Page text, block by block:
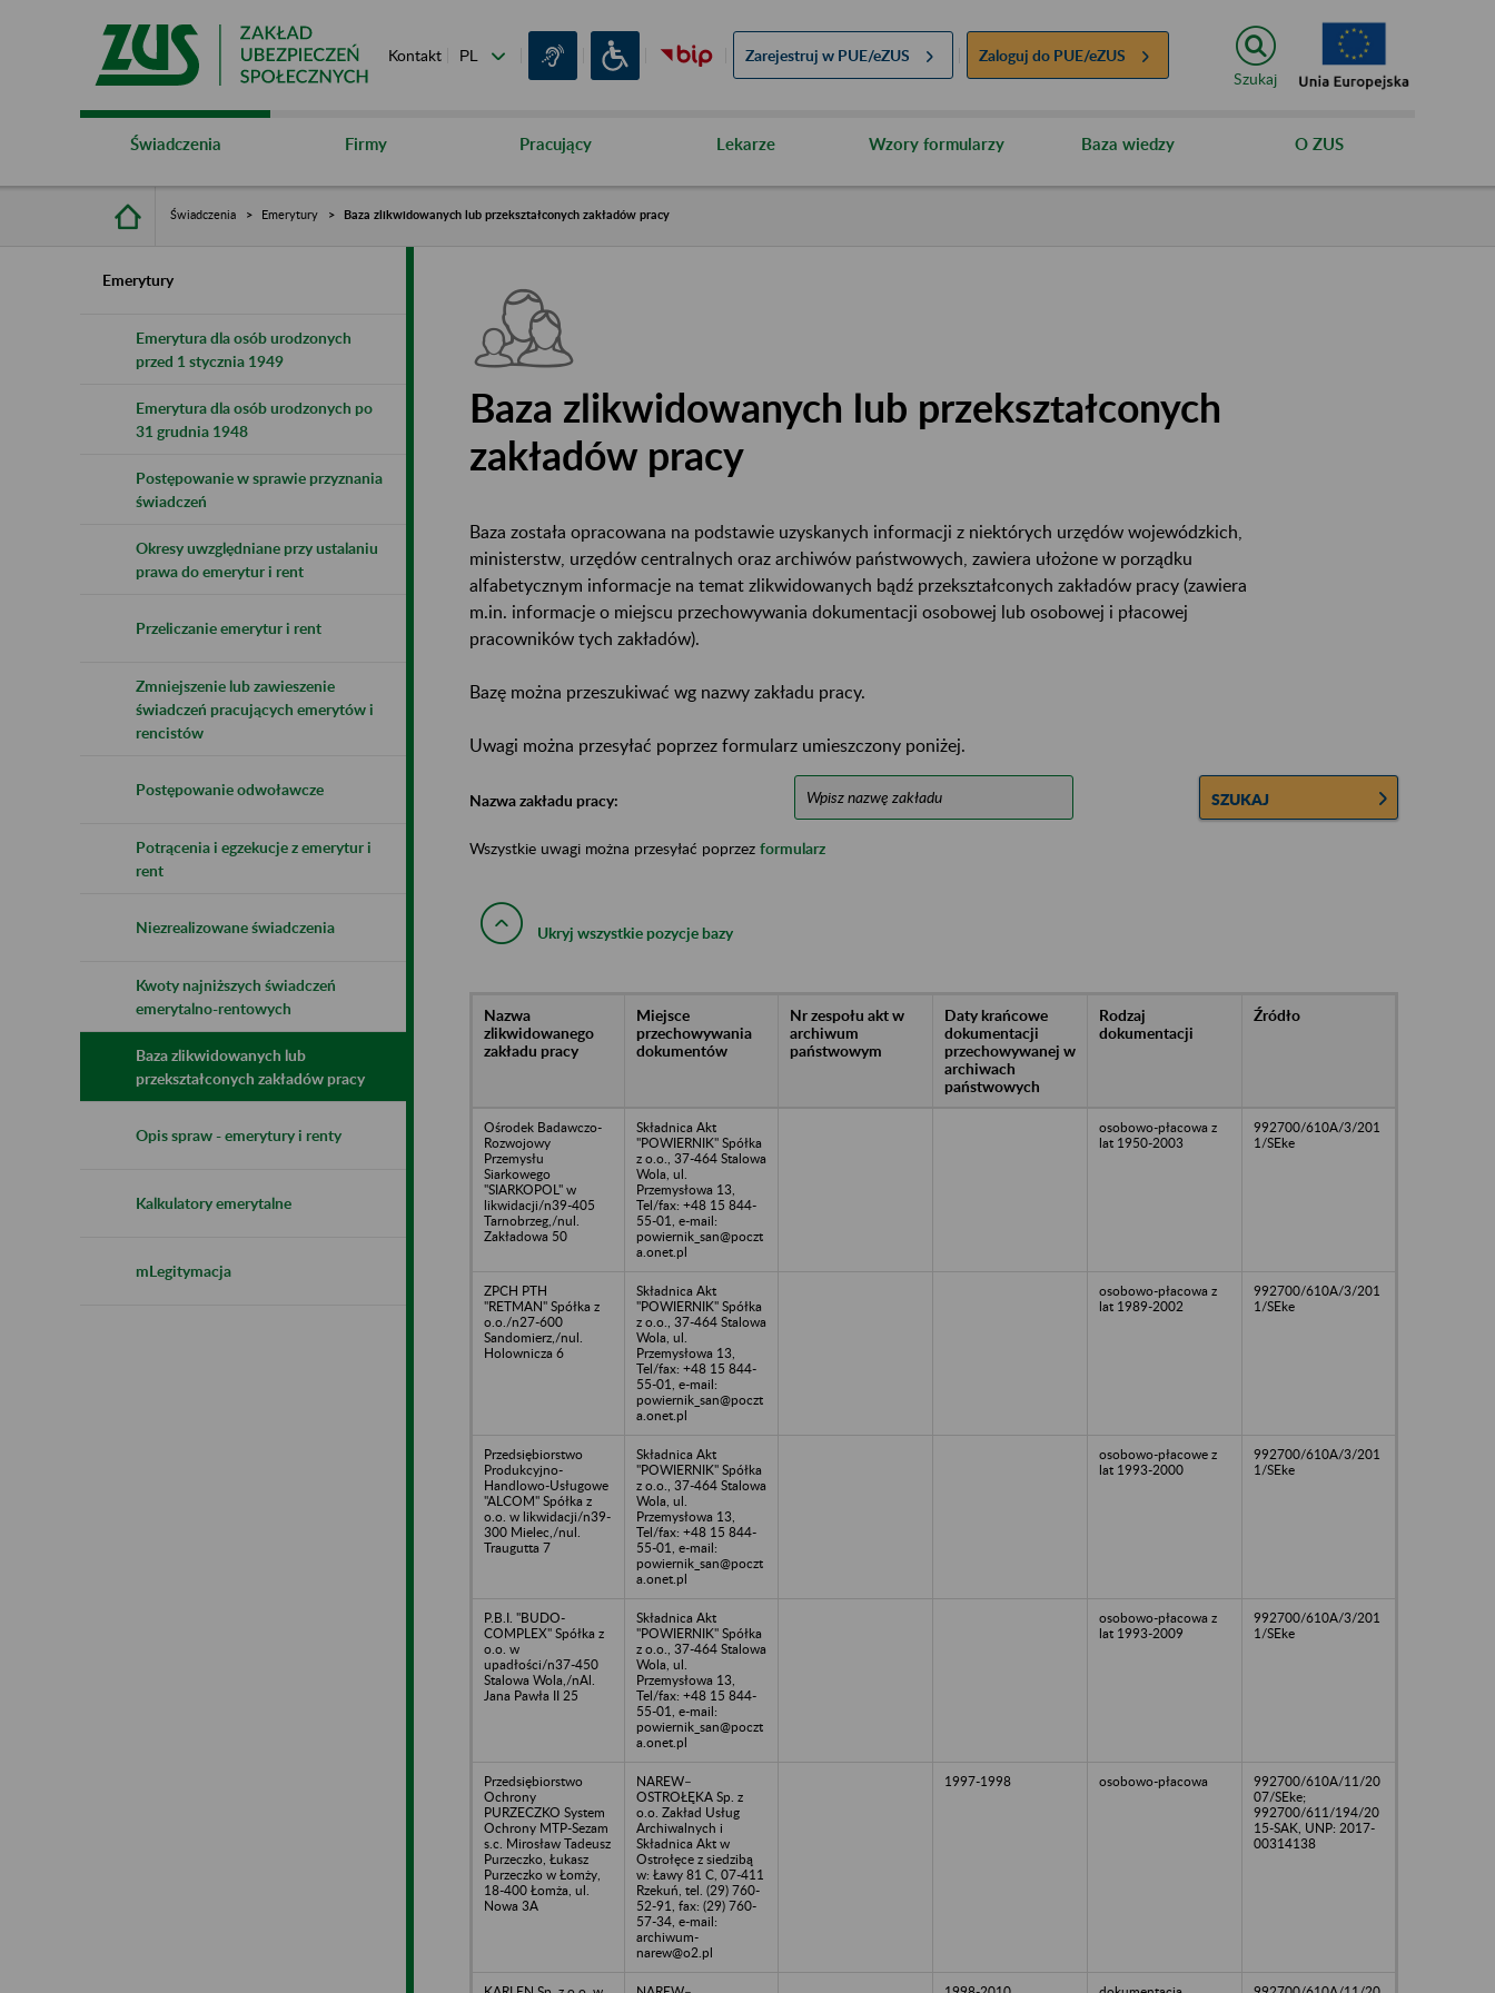
Kontakt Zarejestruj w PUE/eZUS Zaloguj do PUE/eZUS
Szukaj
Świadczenia Firmy Pracujący Lekarze Wzory formularzy Baza wiedzy O ZUS
Świadczenia Emerytury Baza zlikwidowanych lub przekształconych zakładów pracy
Emerytury
Emerytura dla osób urodzonych
przed 1 stycznia 1949
Emerytura dla osób urodzonych po
31 grudnia 1948
Postępowanie w sprawie przyznania
świadczeń
Okresy uwzględniane przy ustalaniu
prawa do emerytur i rent
Przeliczanie emerytur i rent
Zmniejszenie lub zawieszenie
świadczeń pracujących emerytów i
rencistów
Postępowanie odwoławcze
Potrącenia i egzekucje z emerytur i
rent
Niezrealizowane świadczenia
Kwoty najniższych świadczeń
emerytalno-rentowych
Baza zlikwidowanych lub
przekształconych zakładów pracy
Opis spraw - emerytury i renty
Kalkulatory emerytalne
mLegitymacja
Baza zlikwidowanych lub przekształconych
zakładów pracy
Baza została opracowana na podstawie uzyskanych informacji z niektórych urzędów wojewódzkich,
ministerstw, urzędów centralnych oraz archiwów państwowych, zawiera ułożone w porządku
alfabetycznym informacje na temat zlikwidowanych bądź przekształconych zakładów pracy (zawiera
m.in. informacje o miejscu przechowywania dokumentacji osobowej lub osobowej i płacowej
pracowników tych zakładów).
Bazę można przeszukiwać wg nazwy zakładu pracy.
Uwagi można przesyłać poprzez formularz umieszczony poniżej.
Nazwa zakładu pracy: SZUKAJ
Wszystkie uwagi można przesyłać poprzez formularz
Ukryj wszystkie pozycje bazy
Nazwa
zlikwidowanego
zakładu pracy
Miejsce
przechowywania
dokumentów
Nr zespołu akt w
archiwum
państwowym
Daty krańcowe
dokumentacji
przechowywanej w
archiwach
państwowych
Rodzaj
dokumentacji
Źródło
Ośrodek Badawczo-
Rozwojowy
Przemysłu
Siarkowego
"SIARKOPOL" w
likwidacji/n39-405
Tarnobrzeg,/nul.
Zakładowa 50
Składnica Akt
"POWIERNIK" Spółka
z o.o., 37-464 Stalowa
Wola, ul.
Przemysłowa 13,
Tel/fax: +48 15 844-
55-01, e-mail:
powiernik_san@poczt
a.onet.pl
osobowo-płacowa z
lat 1950-2003
992700/610A/3/201
1/SEke
ZPCH PTH
"RETMAN" Spółka z
o.o./n27-600
Sandomierz,/nul.
Holownicza 6
Składnica Akt
"POWIERNIK" Spółka
z o.o., 37-464 Stalowa
Wola, ul.
Przemysłowa 13,
Tel/fax: +48 15 844-
55-01, e-mail:
powiernik_san@poczt
a.onet.pl
osobowo-płacowa z
lat 1989-2002
992700/610A/3/201
1/SEke
Przedsiębiorstwo
Produkcyjno-
Handlowo-Usługowe
"ALCOM" Spółka z
o.o. w likwidacji/n39-
300 Mielec,/nul.
Traugutta 7
Składnica Akt
"POWIERNIK" Spółka
z o.o., 37-464 Stalowa
Wola, ul.
Przemysłowa 13,
Tel/fax: +48 15 844-
55-01, e-mail:
powiernik_san@poczt
a.onet.pl
osobowo-płacowe z
lat 1993-2000
992700/610A/3/201
1/SEke
P.B.I. "BUDO-
COMPLEX" Spółka z
o.o. w
upadłości/n37-450
Stalowa Wola,/nAl.
Jana Pawła II 25
Składnica Akt
"POWIERNIK" Spółka
z o.o., 37-464 Stalowa
Wola, ul.
Przemysłowa 13,
Tel/fax: +48 15 844-
55-01, e-mail:
powiernik_san@poczt
a.onet.pl
osobowo-płacowa z
lat 1993-2009
992700/610A/3/201
1/SEke
Przedsiębiorstwo
Ochrony
PURZECZKO System
Ochrony MTP-Sezam
s.c. Mirosław Tadeusz
Purzeczko, Łukasz
Purzeczko w Łomży,
18-400 Łomża, ul.
Nowa 3A
NAREW–
OSTROŁĘKA Sp. z
o.o. Zakład Usług
Archiwalnych i
Składnica Akt w
Ostrołęce z siedzibą
w: Ławy 81 C, 07-411
Rzekuń, tel. (29) 760-
52-91, fax: (29) 760-
57-34, e-mail:
archiwum-
narew@o2.pl
1997-1998 osobowo-płacowa
992700/610A/11/20
07/SEke;
992700/611/194/20
15-SAK, UNP: 2017-
00314138